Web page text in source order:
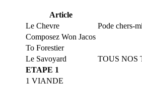
Article
Le Chevre
Pode chers-
Composez Won Jacos
To Forestier
Le Savoyard
TOUS NOS
ETAPE 1
1 VIANDE